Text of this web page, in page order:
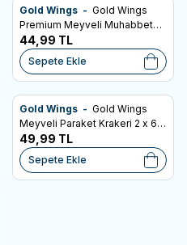
SKT: 10.02.2028
Favorilere Ekle
Gold Wings - Gold Wings
Premium Meyveli Muhabbet
Kuşu Krakeri (2'li)
44,99 TL
Sepete Ekle
SKT: 03.05.2028
Favorilere Ekle
Gold Wings - Gold Wings
Meyveli Paraket Krakeri 2 x 65
Gr
49,99 TL
Sepete Ekle